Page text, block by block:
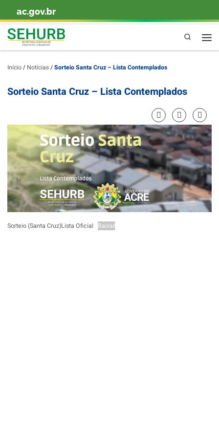
Skip to content
ac.gov.br
Pesquisa
Início/ Notícias/Sorteio Santa Cruz – Lista Contemplados
Sorteio Santa Cruz – Lista Contemplados
Sorteio (Santa Cruz)Lista Oficial Baixar